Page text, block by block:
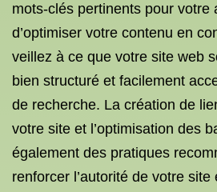
mots-clés pertinents pour votre
d’optimiser votre contenu en
veillez à ce que votre site web
bien structuré et facilement
de recherche. La création de
votre site et l’optimisation des
également des pratiques
renforcer l’autorité de votre